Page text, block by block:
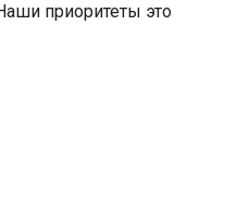
приоритеты это